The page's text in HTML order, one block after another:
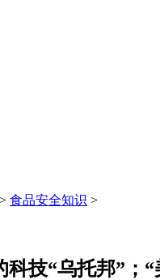
> 食品安全知识 >
科技“乌托邦”；